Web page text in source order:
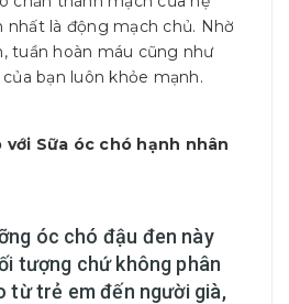
là động mạch chủ. Nhờ
tuần hoàn máu cũng như
bạn luôn khỏe mạnh.
Sữa óc chó hạnh nhân
óc chó đậu đen này
tượng chứ không phân
từ trẻ em đến người già,